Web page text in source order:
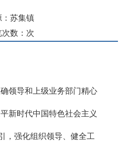
：苏集镇
数： 次
领导和上级业务部门精心
新时代中国特色社会主义
，强化组织领导、健全工